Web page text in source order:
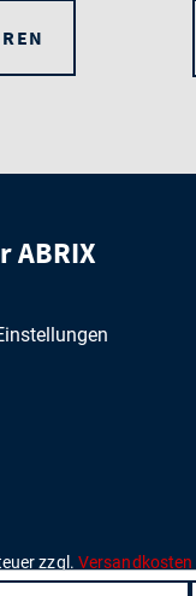
ABRIX
zzgl. Versandkosten